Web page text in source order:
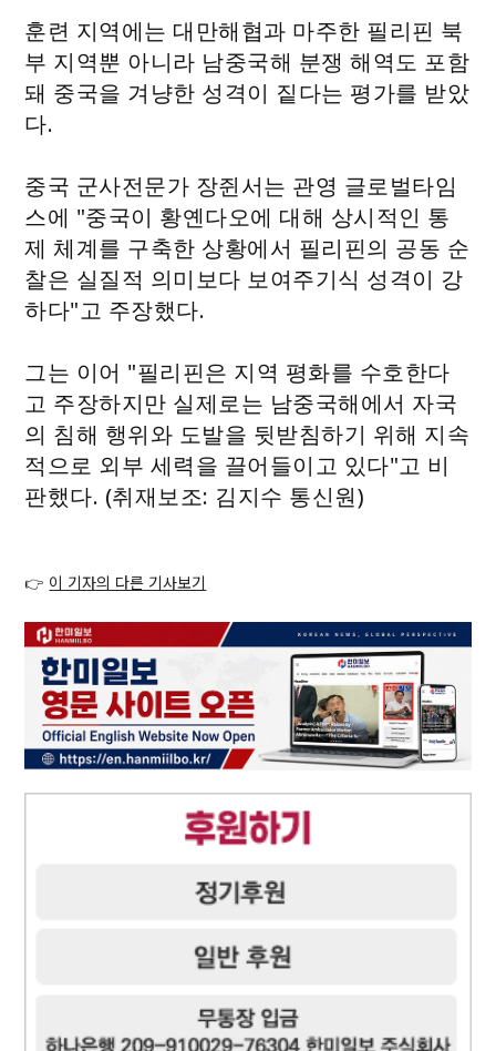
훈련 지역에는 대만해협과 마주한 필리핀 북
부 지역뿐 아니라 남중국해 분쟁 해역도 포함
돼 중국을 겨냥한 성격이 짙다는 평가를 받았
다.
중국 군사전문가 장쥔서는 관영 글로벌타임
스에 "중국이 황옌다오에 대해 상시적인 통
제 체계를 구축한 상황에서 필리핀의 공동 순
찰은 실질적 의미보다 보여주기식 성격이 강
하다"고 주장했다.
그는 이어 "필리핀은 지역 평화를 수호한다
고 주장하지만 실제로는 남중국해에서 자국
의 침해 행위와 도발을 뒷받침하기 위해 지속
적으로 외부 세력을 끌어들이고 있다"고 비
판했다. (취재보조: 김지수 통신원)
👉 이 기자의 다른 기사보기